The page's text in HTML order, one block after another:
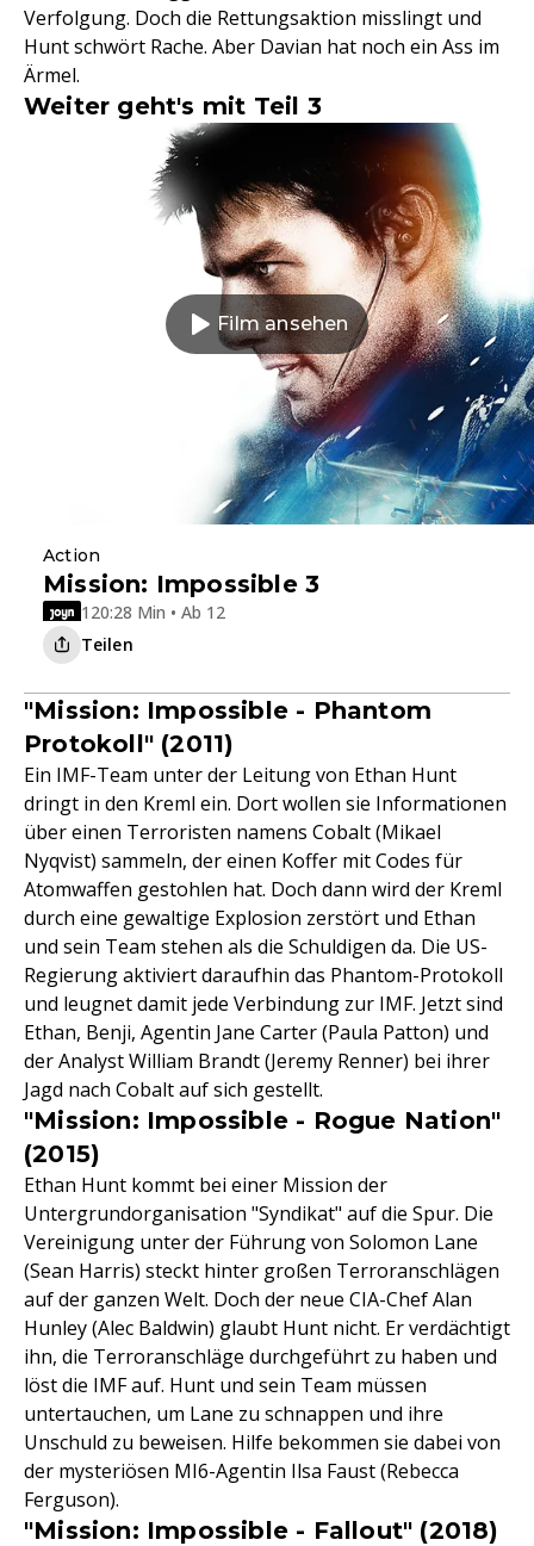
Verfolgung. Doch die Rettungsaktion misslingt und
Hunt schwört Rache. Aber Davian hat noch ein Ass im
Ärmel.
Weiter geht's mit Teil 3
Film ansehen
Action
Mission: Impossible 3
120:28 Min • Ab 12
Teilen
"Mission: Impossible - Phantom
Protokoll" (2011)
Ein IMF-Team unter der Leitung von Ethan Hunt
dringt in den Kreml ein. Dort wollen sie Informationen
über einen Terroristen namens Cobalt (Mikael
Nyqvist) sammeln, der einen Koffer mit Codes für
Atomwaffen gestohlen hat. Doch dann wird der Kreml
durch eine gewaltige Explosion zerstört und Ethan
und sein Team stehen als die Schuldigen da. Die US-
Regierung aktiviert daraufhin das Phantom-Protokoll
und leugnet damit jede Verbindung zur IMF. Jetzt sind
Ethan, Benji, Agentin Jane Carter (Paula Patton) und
der Analyst William Brandt (Jeremy Renner) bei ihrer
Jagd nach Cobalt auf sich gestellt.
"Mission: Impossible - Rogue Nation"
(2015)
Ethan Hunt kommt bei einer Mission der
Untergrundorganisation "Syndikat" auf die Spur. Die
Vereinigung unter der Führung von Solomon Lane
(Sean Harris) steckt hinter großen Terroranschlägen
auf der ganzen Welt. Doch der neue CIA-Chef Alan
Hunley (Alec Baldwin) glaubt Hunt nicht. Er verdächtigt
ihn, die Terroranschläge durchgeführt zu haben und
löst die IMF auf. Hunt und sein Team müssen
untertauchen, um Lane zu schnappen und ihre
Unschuld zu beweisen. Hilfe bekommen sie dabei von
der mysteriösen MI6-Agentin Ilsa Faust (Rebecca
Ferguson).
"Mission: Impossible - Fallout" (2018)